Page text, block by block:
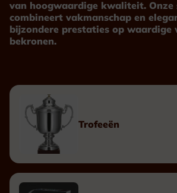
van hoogwaardige kwaliteit. Onze
combineert vakmanschap en
bijzondere prestaties op waardige
bekronen.
Trofeeën